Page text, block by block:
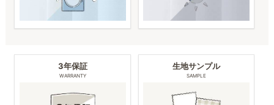
3年保証
WARRANTY
生地サンプル
SAMPLE